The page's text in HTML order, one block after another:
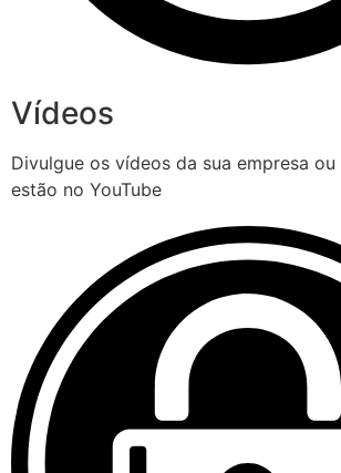
Vídeos
Divulgue os vídeos da sua empresa
estão no YouTube